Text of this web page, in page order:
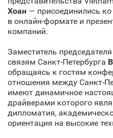
Хоан — присоединились
в онлайн-формате и
компаний.
Заместитель
связям Санкт‑Петербурга
обращаясь к гостям
отношения между
имеют динамичное
драйверами которого
дипломатия,
ориентация на высокие